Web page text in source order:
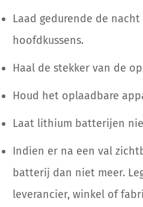
Laad gedurende de
hoofdkussens.
Haal de stekker van de
Houd het oplaadbare
Laat lithium batterijen
Indien er na een val
batterij dan niet meer.
leverancier, winkel of